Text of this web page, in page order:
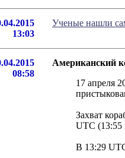
13:03
Ученые нашли
08:58
Американский
17 апреля
Захват
UTC (13:55
В 13:29